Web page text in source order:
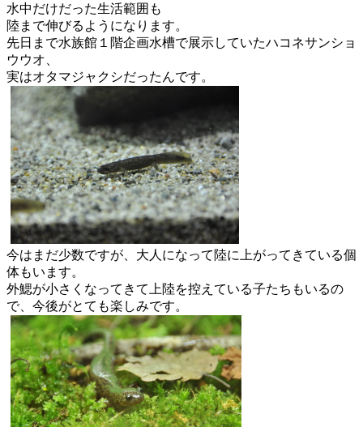
水中だけだった生活範囲も
陸まで伸びるようになります。
先日まで水族館１階企画水槽で展示していたハコネサンショ
ウウオ
実はオタマジャクシだったんです。
今はまだ少数ですが、 大人になって陸に上がってきている個
体もいます。
外鰓が小さくなってきて上陸を控えている子たちもいるの
で、 今後がとても楽しみです。